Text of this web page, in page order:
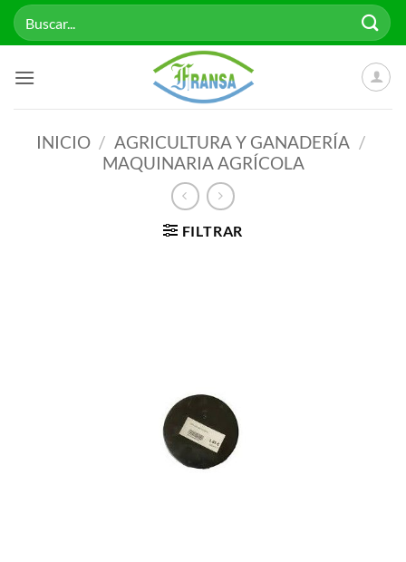
Saltar
Buscar
por:
INICIO / AGRICULTURA Y GANADERÍA /
MAQUINARIA AGRÍCOLA
FILTRAR